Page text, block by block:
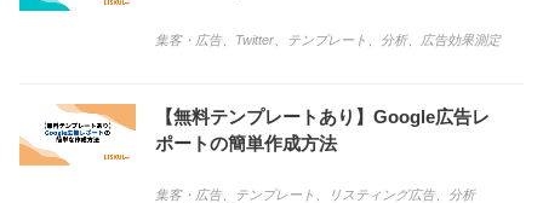
集客・広告、 Twitter テンプレート 分析、 広告効果測定
【無料テンプレートあり】Google広告レ
ポートの簡単作成方法
集客・広告、 テンプレート リスティング広告、 分析